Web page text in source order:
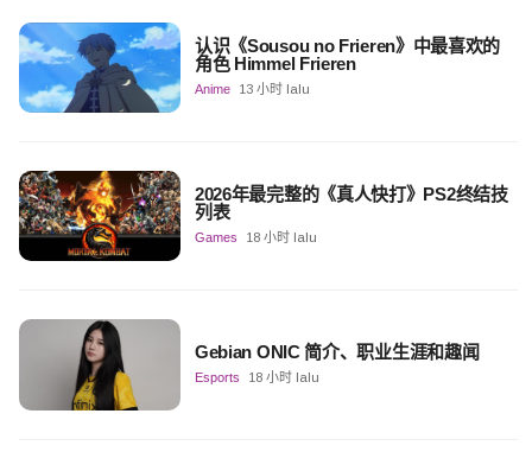
认识《Sousou no Frieren》中最喜欢的
角色 Himmel Frieren
Anime 13 小时 lalu
2026年最完整的《真人快打》PS2终结技
列表
Games 18 小时 lalu
Gebian ONIC 简介、职业生涯和趣闻
Esports 18 小时 lalu